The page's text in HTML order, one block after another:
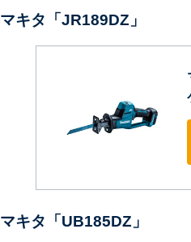
マキタ「JR189DZ」
マキタ「UB185DZ」